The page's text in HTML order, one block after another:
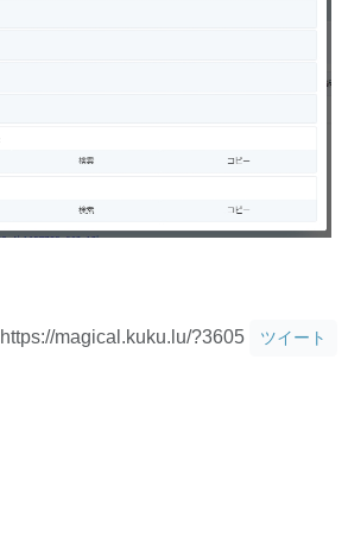
https://magical.kuku.lu/?3605 ツイート